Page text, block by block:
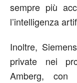
sempre più
l’intelligenza
Inoltre,
private nei
Amberg, con